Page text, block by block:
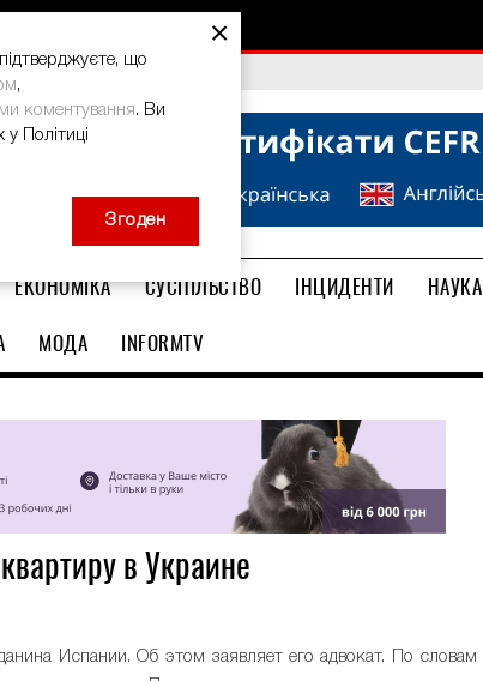
Prize-2026
ЕКОНОМІКА СУСПІЛЬСТВО ІНЦИДЕНТИ НАУКА
МОДА INFORMTV
в Украине
Испании. Об этом заявляет его адвокат. По словам
×
що
,
коментування. Ви
Політиці
Згоден